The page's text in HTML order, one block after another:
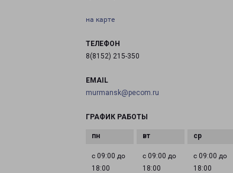
на карте
ТЕЛЕФОН
8(8152) 215-350
EMAIL
murmansk@pecom.ru
ГРАФИК РАБОТЫ
с 09:00 до
18:00
с 09:00 до
18:00
с 09:00 до
18:00